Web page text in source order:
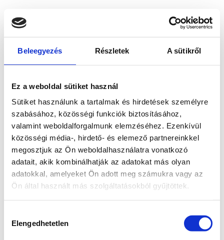
Beleegyezés Részletek A sütikről
Ez a weboldal sütiket használ
Sütiket használunk a tartalmak és hirdetések személyre
szabásához, közösségi funkciók biztosításához,
valamint weboldalforgalmunk elemzéséhez. Ezenkívül
közösségi média-, hirdető- és elemező partnereinkkel
megosztjuk az Ön weboldalhasználatra vonatkozó
adatait, akik kombinálhatják az adatokat más olyan
adatokkal, amelyeket Ön adott meg számukra vagy az
Ön által használt más szolgáltatásokból gyűjtöttek.
kiválasztása
Elengedhetetlen
loadingwww.bicapp.hu
(see the browser console for more